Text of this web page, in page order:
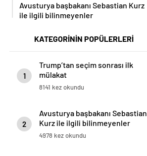
Avusturya başbakanı Sebastian Kurz
ile ilgili bilinmeyenler
KATEGORİNİN POPÜLERLERİ
1
Trump’tan seçim sonrası ilk
mülakat
8141 kez okundu
2
Avusturya başbakanı Sebastian
Kurz ile ilgili bilinmeyenler
4978 kez okundu